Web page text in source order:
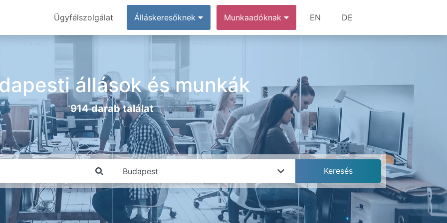
Ügyfélszolgálat Álláskeresőknek Munkaadóknak EN DE
állások és munkák
914 darab találat